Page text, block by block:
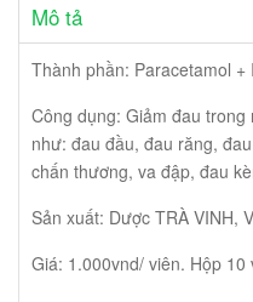
Mô tả
Thành phần: Paracetamol +
Công dụng: Giảm đau
như: đau đầu, đau răng,
chấn thương, va đập, đau
Sản xuất: Dược TRÀ VINH,
Giá: 1.000vnd/ viên. Hộp 10